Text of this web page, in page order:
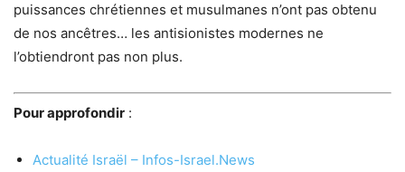
puissances chrétiennes et musulmanes n’ont pas obtenu
de nos ancêtres… les antisionistes modernes ne
l’obtiendront pas non plus.
Pour approfondir :
Actualité Israël – Infos-Israel.News